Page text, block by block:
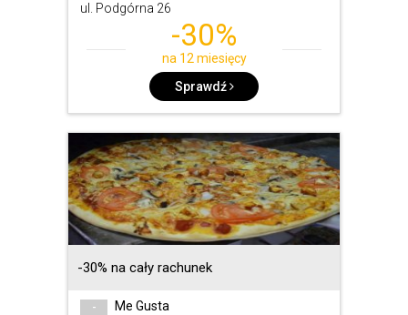
ul. Podgórna 26
-30%
na 12 miesięcy
Sprawdź
-30% na cały rachunek
-
Me Gusta